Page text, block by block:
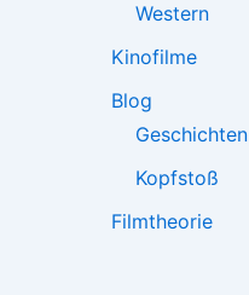
Western
Kinofilme
Blog
Geschichten
Kopfstoß
Filmtheorie